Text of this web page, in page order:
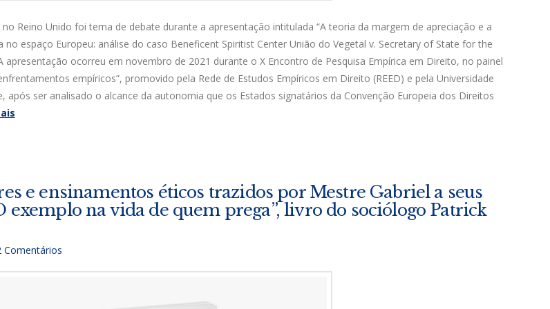
Reino Unido foi tema de debate durante a apresentação intitulada “A teoria da margem de apreciação e a
espaço Europeu: análise do caso Beneficent Spiritist Center União do Vegetal v. Secretary of State for the
ocorreu em novembro de 2021 durante o X Encontro de Pesquisa Empírica em Direito, no painel
empíricos”, promovido pela Rede de Estudos Empíricos em Direito (REED) e pela Universidade
após ser analisado o alcance da autonomia que os Estados signatários da Convenção Europeia dos Direitos
e ensinamentos éticos trazidos por Mestre Gabriel a seus
exemplo na vida de quem prega”, livro do sociólogo Patrick
Comentários